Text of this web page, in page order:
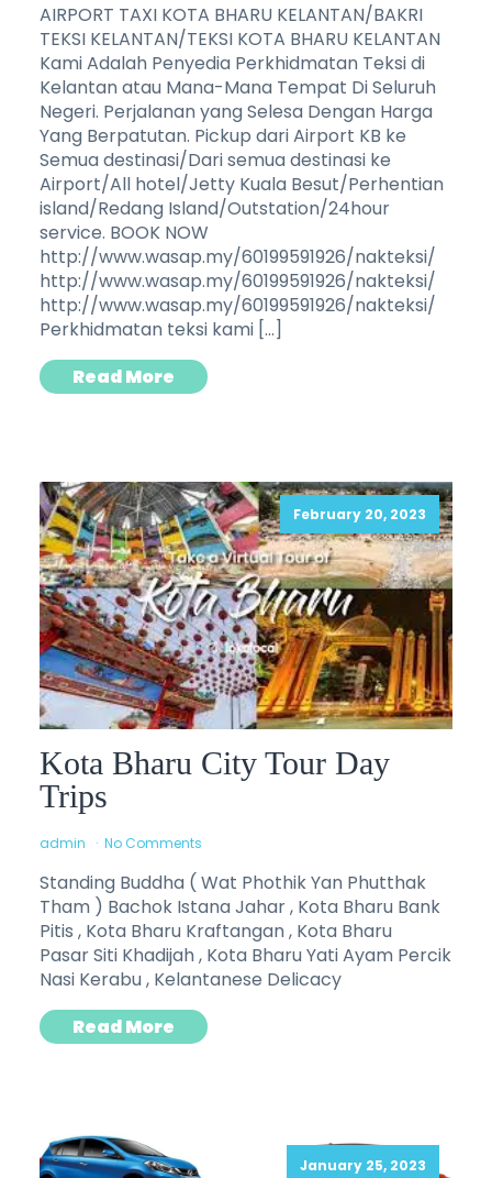
AIRPORT TAXI KOTA BHARU KELANTAN/BAKRI
TEKSI KELANTAN/TEKSI KOTA BHARU KELANTAN
Kami Adalah Penyedia Perkhidmatan Teksi di
Kelantan atau Mana-Mana Tempat Di Seluruh
Negeri. Perjalanan yang Selesa Dengan Harga
Yang Berpatutan. Pickup dari Airport KB ke
Semua destinasi/Dari semua destinasi ke
Airport/All hotel/Jetty Kuala Besut/Perhentian
island/Redang Island/Outstation/24hour
service. BOOK NOW
http://www.wasap.my/60199591926/nakteksi/
http://www.wasap.my/60199591926/nakteksi/
http://www.wasap.my/60199591926/nakteksi/
Perkhidmatan teksi kami […]
Read More
February 20, 2023
Kota Bharu City Tour Day
Trips
admin No Comments
Standing Buddha ( Wat Phothik Yan Phutthak
Tham ) Bachok Istana Jahar , Kota Bharu Bank
Pitis , Kota Bharu Kraftangan , Kota Bharu
Pasar Siti Khadijah , Kota Bharu Yati Ayam Percik
Nasi Kerabu , Kelantanese Delicacy
Read More
January 25, 2023